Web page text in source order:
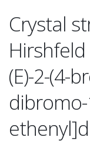
Crystal
(E)-2-(4-